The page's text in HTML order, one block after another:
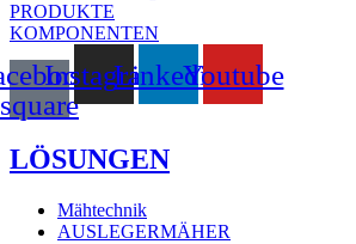
PRODUKTE
KOMPONENTEN
square
InstagramLinkedinYoutube
LÖSUNGEN
Mähtechnik
AUSLEGERMÄHER